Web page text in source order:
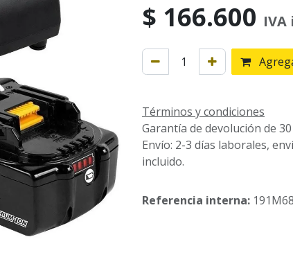
$ 166.600
Términos y condiciones
Garantía de devolución de
Envío: 2-3 días laborales,
incluido.
Referencia interna: